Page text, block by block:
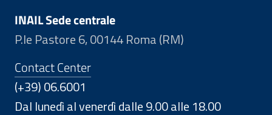
INAIL Sede centrale
P.le Pastore 6, 00144 Roma (RM)
Contact Center
(+39) 06.6001
Dal lunedì al venerdì dalle 9.00 alle 18.00